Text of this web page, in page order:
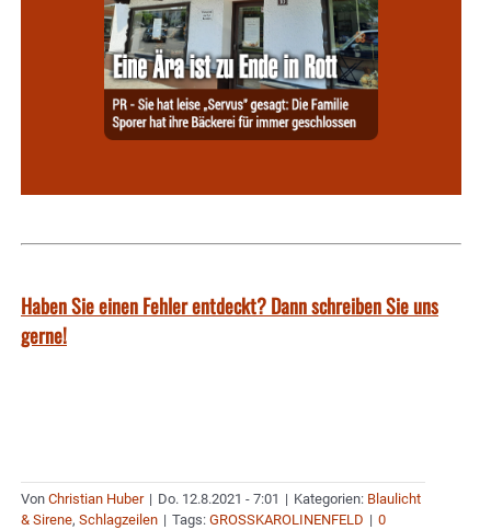
Haben Sie einen Fehler entdeckt? Dann schreiben Sie uns
gerne!
Von Christian Huber | Do. 12.8.2021 - 7:01 | Kategorien: Blaulicht
& Sirene, Schlagzeilen | Tags: GROSSKAROLINENFELD | 0